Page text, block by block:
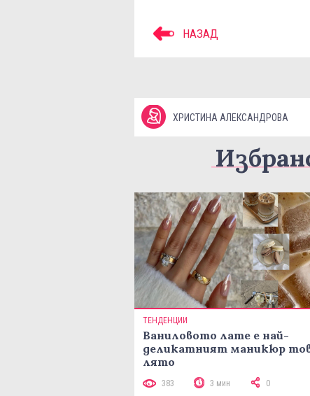
НАЗАД
ХРИСТИНА АЛЕКСАНДРОВА
ТЕНДЕНЦИИ
Ваниловото лате е най-
деликатният маникюр
лято
383 3 мин 0